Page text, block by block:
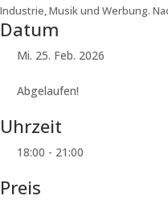
Industrie, Musik und Werbung.
Datum
Mi. 25. Feb. 2026
Abgelaufen!
Uhrzeit
18:00 - 21:00
Preis